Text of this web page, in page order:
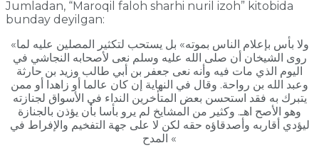
Jumladan, “Maroqil faloh sharhi nuril izoh” kitobida
bunday deyilgan:
«ولا بأس بإعلام الناس بموته» بل يستحب لتكثير المصلين عليه لما
روى الشيخان أن صلى الله عليه وسلم نعى لأصحابه النجاشي في
اليوم الذي مات فيه وأنه نعى جعفر بن أبي طالب وزيد بن حارثة
وعبد الله بن رواحة. وقال في النهاية إن كان عالما أو زاهدا أو ممن
يتبرك به فقد استحسن بعض المتأخرين النداء في الأسواق لجنازته
وهو الأصح اهـ. وكثير من المشايخ لم يرو بأسا بأن يؤذن بالجنازة
ليؤدي أقاربه وأصدقاؤه حقه لكن لا على جهة التفخيم والإفراط في
المدح «